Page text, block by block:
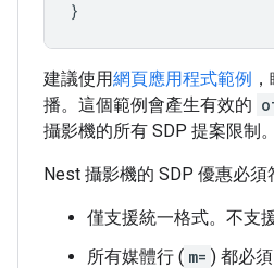
建議使用網頁應用程式範例
播。這個範例會產生有效的
攝影機的所有 SDP 提案限制。
Nest 攝影機的 SDP 優惠必須
僅支援統一格式。不支
所有媒體行 ( m= ) 都必